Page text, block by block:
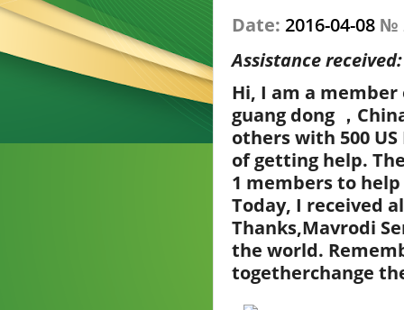
Date: 2016-04-08 №
Assistance
Hi, I am a
guang dong ，
others with 500
of getting help.
1 members to
Today, I received
Thanks,Mavrodi
the world.
togetherchange